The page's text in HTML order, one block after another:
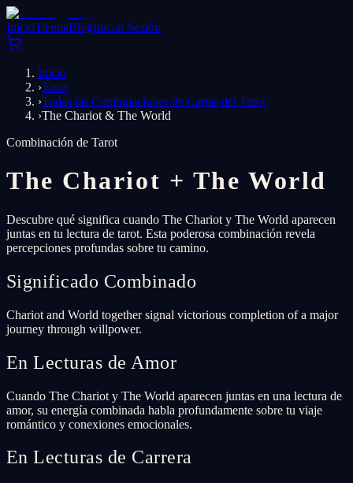
InicioTiendaBlogIniciar Sesión
Inicio
›Tarot
›Todas las Combinaciones de Cartas del Tarot
›The Chariot & The World
Combinación de Tarot
The Chariot + The World
Descubre qué significa cuando The Chariot y The World aparecen
juntas en tu lectura de tarot. Esta poderosa combinación revela
percepciones profundas sobre tu camino.
Significado Combinado
Chariot and World together signal victorious completion of a major
journey through willpower.
En Lecturas de Amor
Cuando The Chariot y The World aparecen juntas en una lectura de
amor, su energía combinada habla profundamente sobre tu viaje
romántico y conexiones emocionales.
En Lecturas de Carrera